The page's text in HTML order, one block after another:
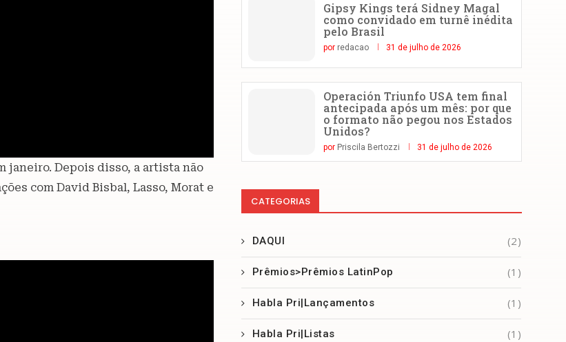
janeiro. Depois disso, a artista não
com David Bisbal, Lasso, Morat e
Gipsy Kings terá Sidney Magal
como convidado em turnê inédita
pelo Brasil
por redacao 31 de julho de 2026
Operación Triunfo USA tem final
antecipada após um mês: por que
o formato não pegou nos Estados
Unidos?
por Priscila Bertozzi 31 de julho de 2026
CATEGORIAS
DAQUI (2)
Prêmios>Prêmios LatinPop (1)
Habla Pri|Lançamentos (1)
Habla Pri|Listas (1)